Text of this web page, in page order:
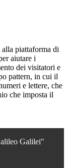
piattaforma di
aiutare i
dei visitatori e
pattern, in cui il
e lettere, che
che imposta il
Galilei"